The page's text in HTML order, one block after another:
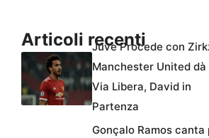
Articoli recenti
Juve Procede con
Manchester United dà
Via Libera, David in
Partenza
Gonçalo Ramos canta